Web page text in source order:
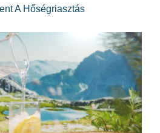
A Hőségriasztás